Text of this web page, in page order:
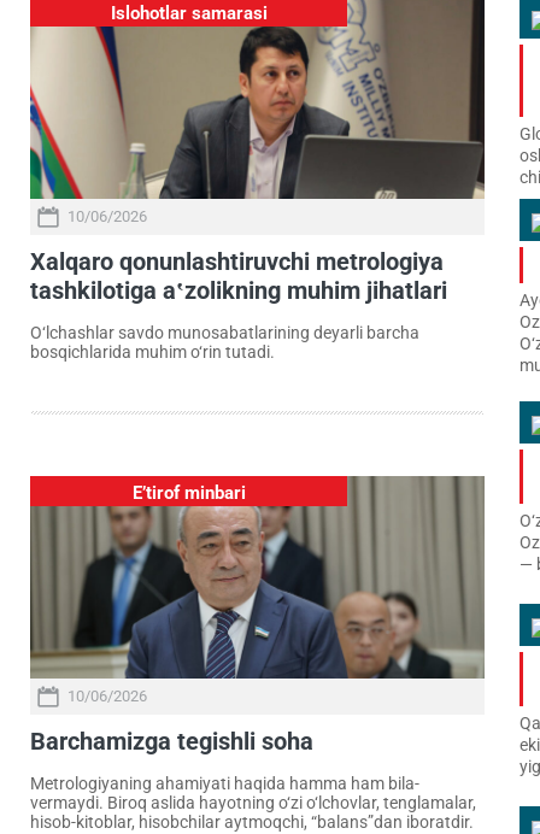
Islohotlar samarasi
10/06/2026
Xalqaro qonunlashtiruvchi metrologiya
tashkilotiga a‛zolikning muhim jihatlari
O‘lchashlar savdo munosabatlarining deyarli barcha
bosqichlarida muhim o‘rin tutadi.
E’tirof minbari
10/06/2026
Barchamizga tegishli soha
Metrologiyaning ahamiyati haqida hamma ham bila­
vermaydi. Biroq aslida hayotning o‘zi o‘lchovlar, tenglamalar,
hisob-kitoblar, hisob­chilar aytmoqchi, “balans”dan ibo­ratdir.
—